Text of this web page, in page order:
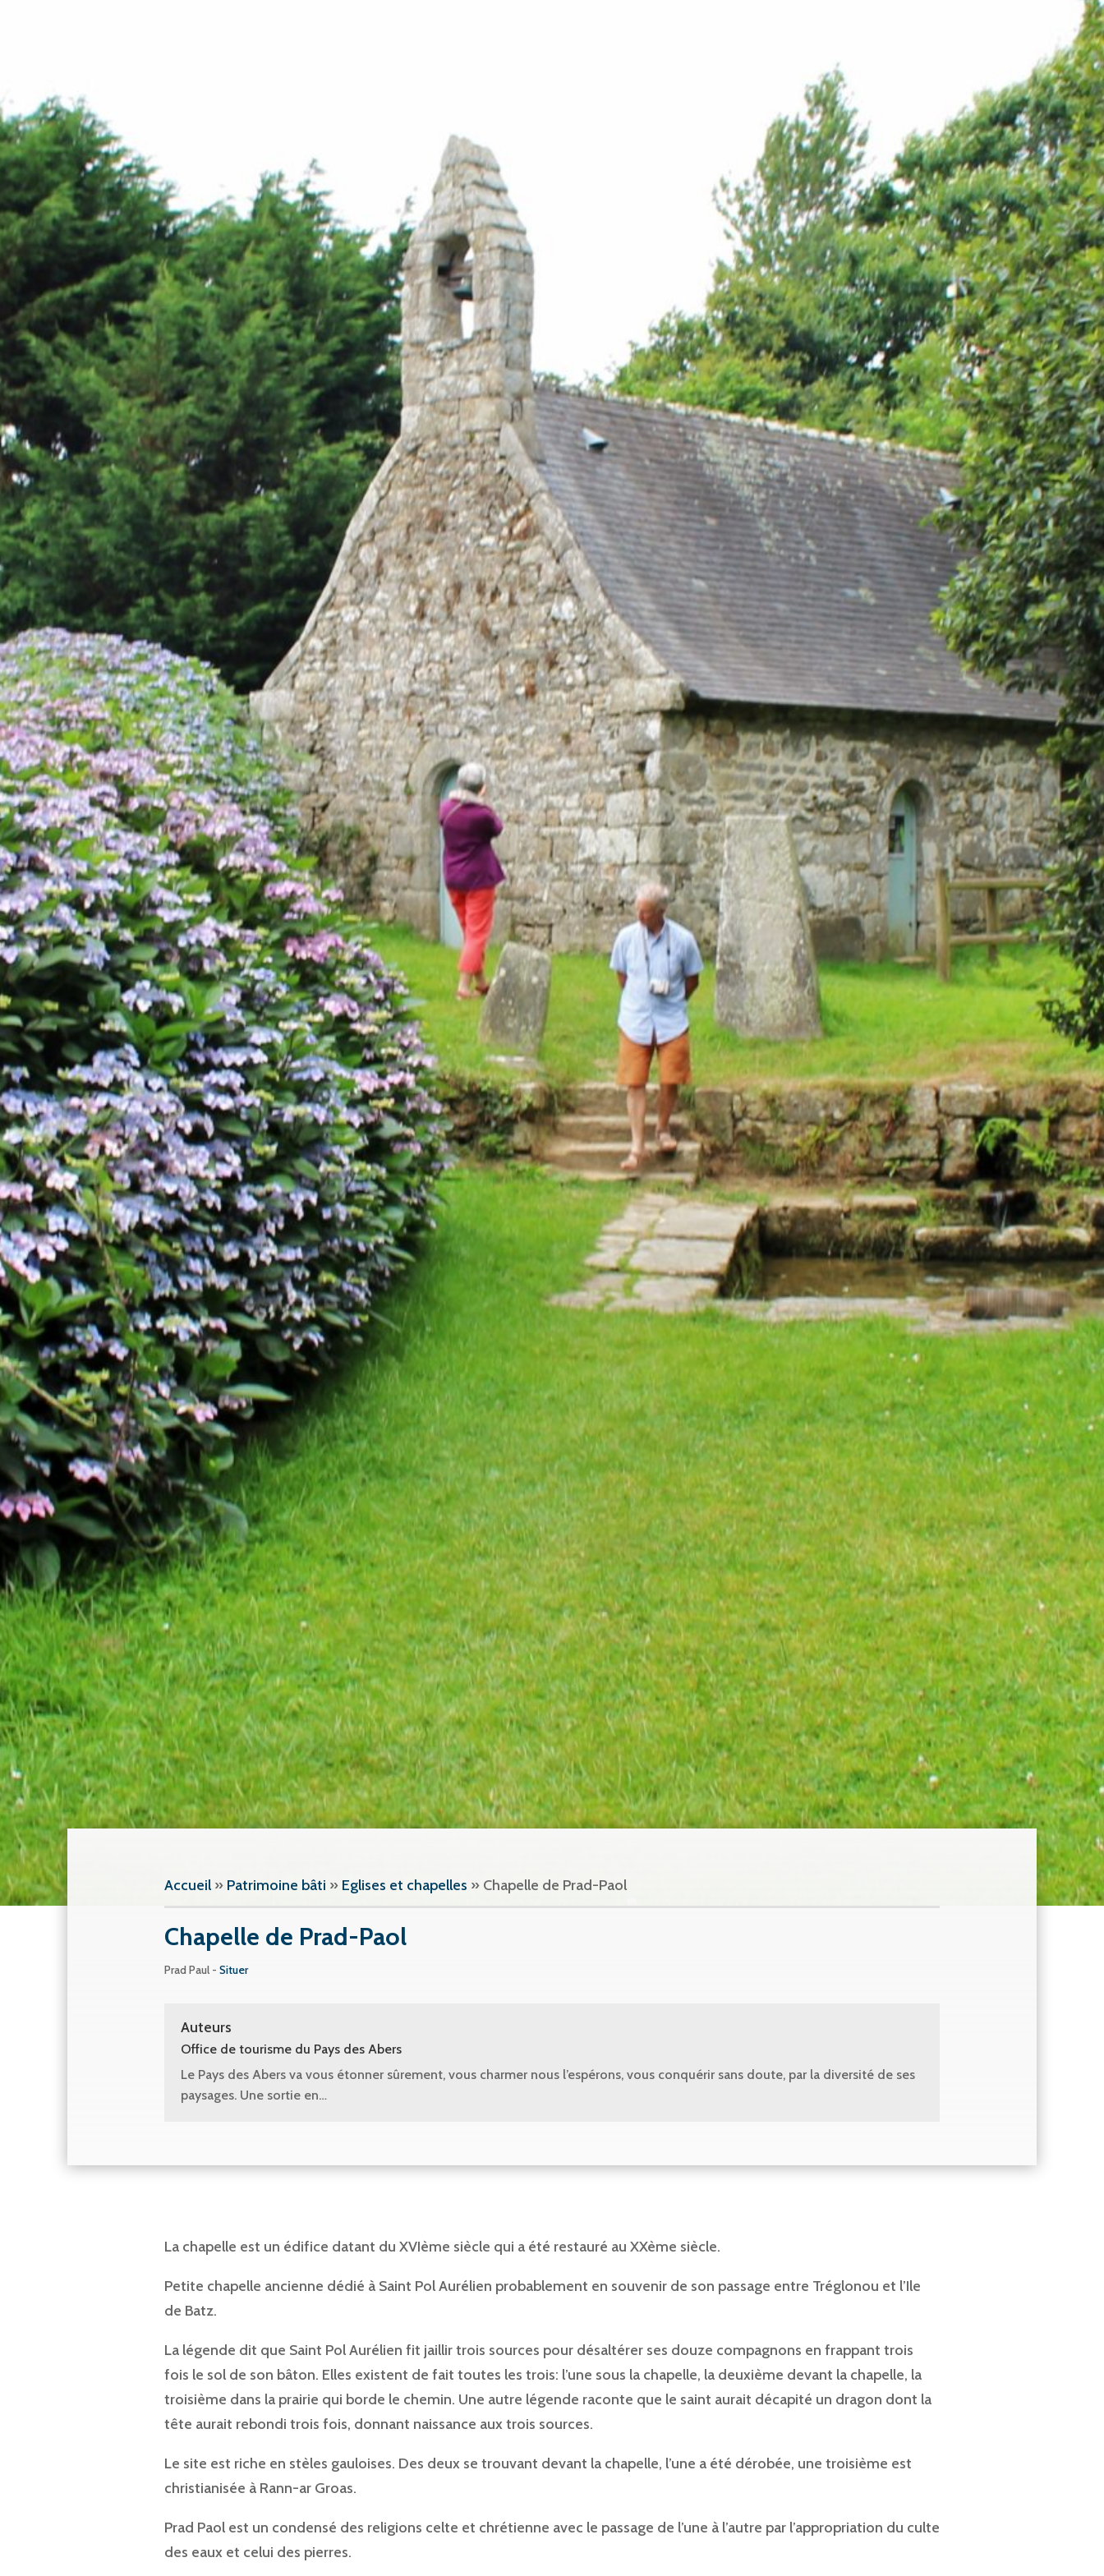
Accueil » Patrimoine bâti » Eglises et chapelles » Chapelle de Prad-Paol
Chapelle de Prad-Paol
Prad Paul - Situer
Auteurs
Office de tourisme du Pays des Abers
Le Pays des Abers va vous étonner sûrement, vous charmer nous l’espérons, vous conquérir sans doute, par la diversité de ses
paysages. Une sortie en…
La chapelle est un édifice datant du XVIème siècle qui a été restauré au XXème siècle.
Petite chapelle ancienne dédié à Saint Pol Aurélien probablement en souvenir de son passage entre Tréglonou et l’Ile
de Batz.
La légende dit que Saint Pol Aurélien fit jaillir trois sources pour désaltérer ses douze compagnons en frappant trois
fois le sol de son bâton. Elles existent de fait toutes les trois: l’une sous la chapelle, la deuxième devant la chapelle, la
troisième dans la prairie qui borde le chemin. Une autre légende raconte que le saint aurait décapité un dragon dont la
tête aurait rebondi trois fois, donnant naissance aux trois sources.
Le site est riche en stèles gauloises. Des deux se trouvant devant la chapelle, l’une a été dérobée, une troisième est
christianisée à Rann-ar Groas.
Prad Paol est un condensé des religions celte et chrétienne avec le passage de l’une à l’autre par l’appropriation du culte
des eaux et celui des pierres.